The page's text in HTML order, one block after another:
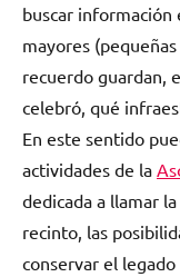
buscar
mayores
recuerdo guardan,
celebró, qué
En este sentido
actividades de la
dedicada a llamar
recinto, las
conservar el